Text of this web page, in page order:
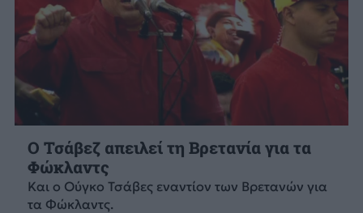
Ο Τσάβεζ απειλεί τη Βρετανία για τα
Φώκλαντς
Και ο Ούγκο Τσάβες εναντίον των Βρετανών για
τα Φώκλαντς.